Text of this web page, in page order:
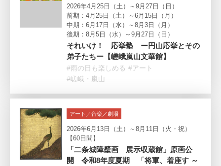
2026年4月25日（土）～9月27日（日）
前期：4月25日（土）～6月15日（月）
中期：6月17日（水）～8月3日（月）
後期：8月5日（水）～9月27日（日）
それいけ！ 応挙塾 ー円山応挙とその
弟子たちー【嵯峨嵐山文華館】
#雨の日も楽しめる #アート
#嵯峨・嵐山
アート／音楽／劇場
2026年6月13日（土）～8月11日（火・祝）
【60日間】
「二条城障壁画 展示収蔵館」原画公
開 令和8年度夏期 「将軍、着座す ～